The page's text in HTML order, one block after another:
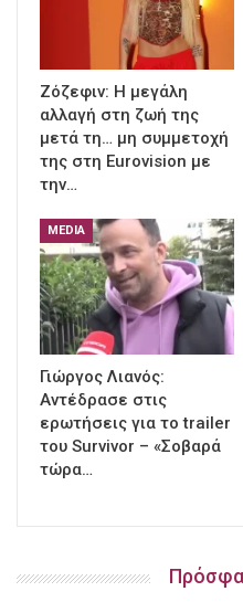
Ζόζεφιν: Η μεγάλη
αλλαγή στη ζωή της
μετά τη… μη συμμετοχή
της στη Eurovision με
την…
MEDIA
Γιώργος Λιανός:
Αντέδρασε στις
ερωτήσεις για το trailer
του Survivor – «Σοβαρά
τώρα…